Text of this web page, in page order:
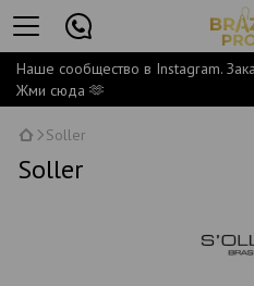
Наше сообщество в Instagram.
Жми сюда 🫶
Soller
Soller